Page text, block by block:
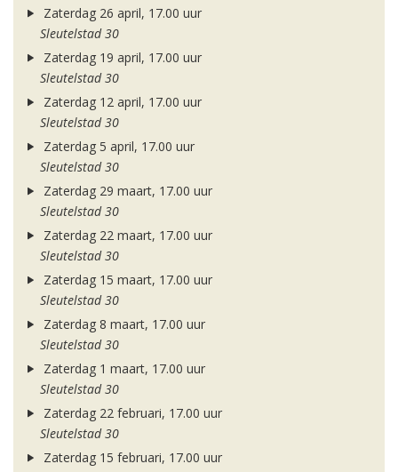
Zaterdag 26 april, 17.00 uur
Sleutelstad 30
Zaterdag 19 april, 17.00 uur
Sleutelstad 30
Zaterdag 12 april, 17.00 uur
Sleutelstad 30
Zaterdag 5 april, 17.00 uur
Sleutelstad 30
Zaterdag 29 maart, 17.00 uur
Sleutelstad 30
Zaterdag 22 maart, 17.00 uur
Sleutelstad 30
Zaterdag 15 maart, 17.00 uur
Sleutelstad 30
Zaterdag 8 maart, 17.00 uur
Sleutelstad 30
Zaterdag 1 maart, 17.00 uur
Sleutelstad 30
Zaterdag 22 februari, 17.00 uur
Sleutelstad 30
Zaterdag 15 februari, 17.00 uur